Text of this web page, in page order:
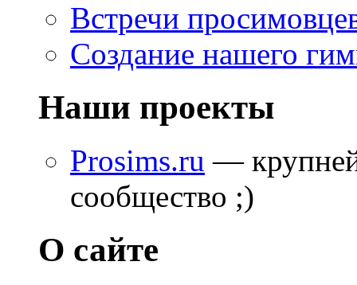
Встречи
Создание нашего
Наши проекты
Prosims.ru —
сообщество ;)
О сайте